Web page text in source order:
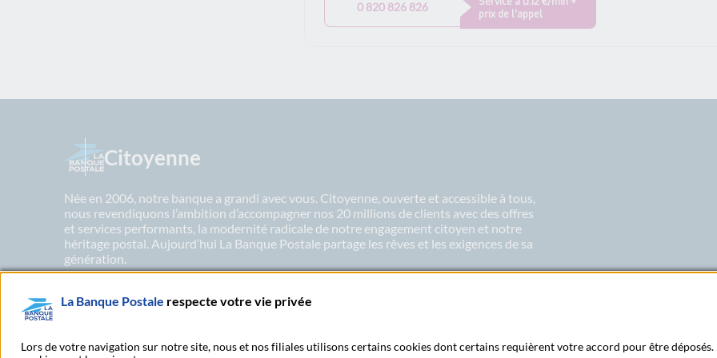
0 820 826 826
prix de l’appel
Citoyenne
Née en 2006, notre banque a grandi avec vous. Citoyenne, ouverte et accessible à tous,
nous revendiquons l’ambition d’accompagner nos 20 millions de clients avec des offres
et services performants, la modernité radicale de notre engagement citoyen et notre
héritage postal. Aujourd’hui La Banque Postale partage les rêves et les exigences de sa
génération.
En savoir plus sur nos engagements
La Banque Postale respecte votre vie privée
Lors de votre navigation sur notre site, nous et nos filiales utilisons certains cookies dont certains requièrent votre accord pour être déposés.